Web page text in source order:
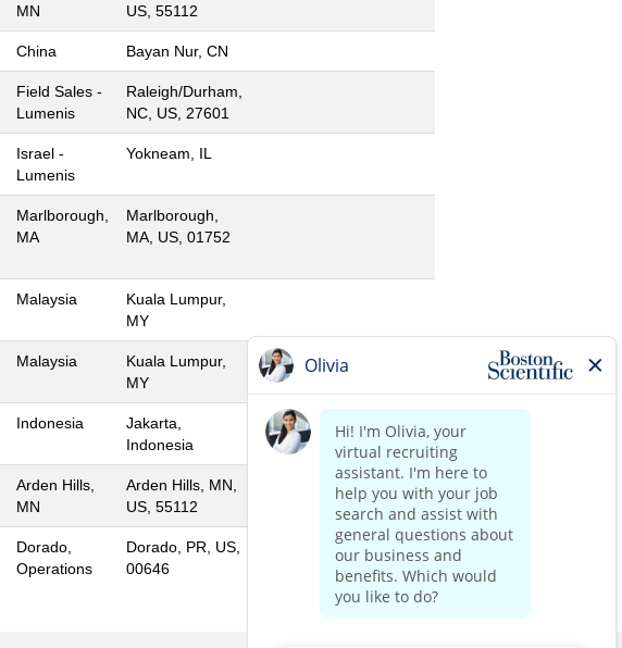
MN
US, 55112
China Bayan Nur, CN
Field Sales -
Lumenis
Raleigh/Durham,
NC, US, 27601
Israel -
Lumenis
Yokneam, IL
Marlborough,
MA
Marlborough,
MA, US, 01752
Malaysia
Kuala Lumpur,
MY
Malaysia
Kuala Lumpur,
MY
Indonesia
Jakarta,
Indonesia
Arden Hills,
MN
Arden Hills, MN,
US, 55112
Dorado,
Operations
Dorado, PR, US,
00646